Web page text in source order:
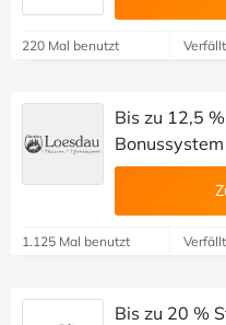
220 Mal benutzt
Bis zu 12,5
Bonussystem
1.125 Mal benutzt
Bis zu 20 %